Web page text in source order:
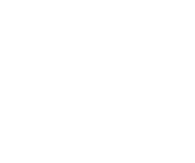
bazény (lehátka a slunečníky